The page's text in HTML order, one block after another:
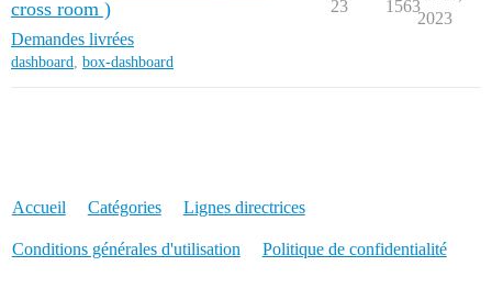
cross room )
Demandes livrées
dashboard, box-dashboard
23 1563
2023
Accueil Catégories Lignes directrices
Conditions générales d'utilisation Politique de confidentialité